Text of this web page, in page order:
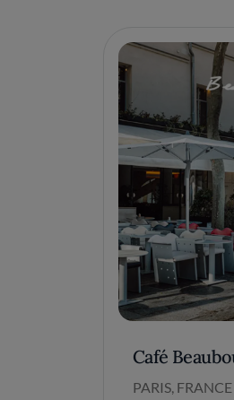
Café
PARIS, FRANCE